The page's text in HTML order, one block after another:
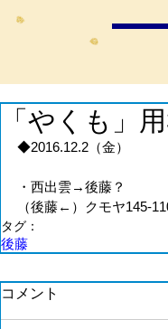
「やくも」
◆2016.12.2（金）
・西出雲→後藤？
（後藤←）クモヤ145-
タグ：
後藤
コメント